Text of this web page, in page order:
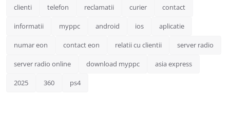
clienti telefon reclamatii curier contact
informatii myppc android ios aplicatie
numar eon contact eon relatii cu clientii server radio
server radio online download myppc asia express
2025 360 ps4